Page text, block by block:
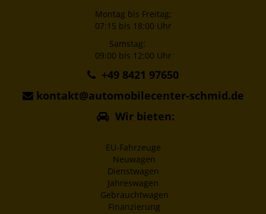
Montag bis Freitag:
07:15 bis 18:00 Uhr
Samstag:
09:00 bis 12:00 Uhr
+49 8421 97650
kontakt@automobilecenter-schmid.de
Wir bieten:
EU-Fahrzeuge
Neuwagen
Dienstwagen
Jahreswagen
Gebrauchtwagen
Finanzierung